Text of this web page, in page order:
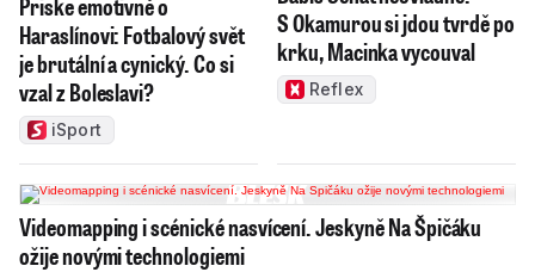
Haraslínovi: Fotbalový svět
je brutální a cynický. Co si
vzal z Boleslavi?
iSport
S Okamurou si jdou tvrdě po
krku, Macinka vycouval
Reflex
Videomapping i scénické nasvícení. Jeskyně Na Špičáku
ožije novými technologiemi